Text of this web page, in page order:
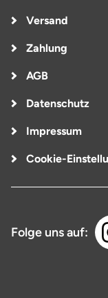
Versand
Zahlung
AGB
Datenschutz
Impressum
Cookie-
Folge uns auf: